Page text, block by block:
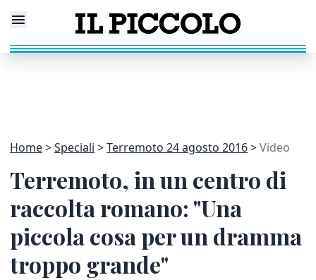
Home Speciali Terremoto 24 agosto 2016 Video
Terremoto, in un centro di
raccolta romano: "Una
piccola cosa per un dramma
troppo grande"